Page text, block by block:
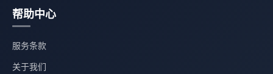
帮助中心
服务条款
关于我们